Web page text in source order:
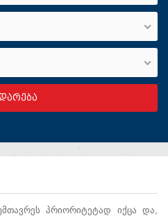
პრიორიტეტად იქცა და,